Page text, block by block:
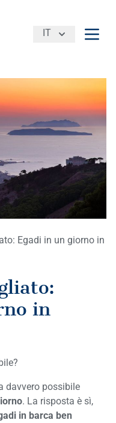
IT
Apri
Egadi in un giorno in
in
davvero possibile
. La risposta è sì,
in barca ben